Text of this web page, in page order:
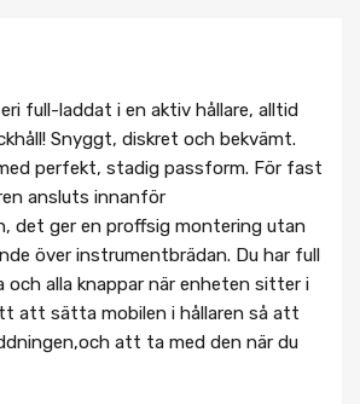
full-laddat i en aktiv hållare, alltid
Snyggt, diskret och bekvämt.
perfekt, stadig passform. För fast
ansluts innanför
det ger en proffsig montering utan
över instrumentbrädan. Du har full
och alla knappar när enheten sitter i
att sätta mobilen i hållaren så att
att ta med den när du